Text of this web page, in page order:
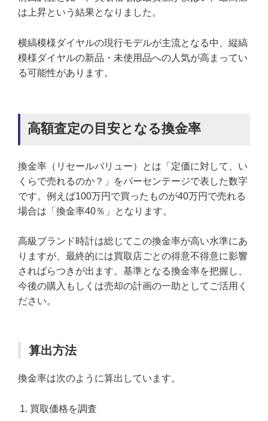
は上昇という結果となりました。
横縞模様ダイヤルの現行モデルが主流となる中、縦縞
模様ダイヤルの新品・未使用品への人気が高まってい
る可能性があります。
高額査定の目安となる換金率
換金率（リセールバリュー）とは「定価に対して、い
くらで売れるのか？」をパーセンテージで表した数字
です。例えば100万円で買ったものが40万円で売れる
場合は「換金率40％」となります。
高級ブランド時計は総じてこの換金率が高い水準にあ
りますが、最終的には買取店ごとの得意不得意に影響
さればらつきが出ます。基準となる換金率を把握し、
今後の購入もしくは売却の計画の一助としてご活用く
ださい。
算出方法
換金率は次のように算出しています。
買取価格を調査